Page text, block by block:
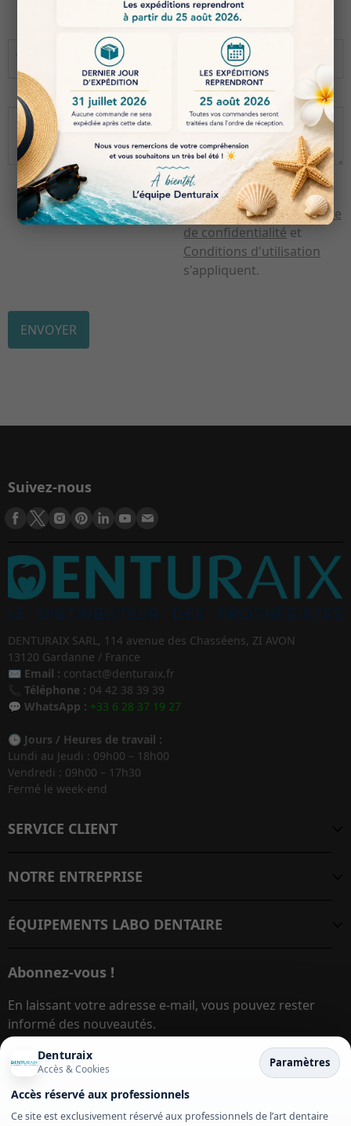
Téléphone
Ce site est protégé par
reCAPTCHA et lesPolitique
de confidentialité et
Conditions d'utilisation
s'appliquent.
ENVOYER
Suivez-nous
DENTURAIX SARL, 114 avenue des Chasséens, ZI AVON
13120 Gardanne / France
✉️ Email : contact@denturaix.fr
Téléphone : 04 42 38 39 39
💬 WhatsApp : +33 6 28 37 19 27
🕒 Jours / Heures de travail :
Lundi au Jeudi : 09h00 – 18h00
Vendredi : 09h00 – 17h30
Fermé le week-end
SERVICE CLIENT
NOTRE ENTREPRISE
ÉQUIPEMENTS LABO DENTAIRE
Abonnez-vous !
En laissant votre adresse e-mail, vous pouvez rester
informé des nouveautés.
S’inscrire
Denturaix
Accès & Cookies Paramètres
Accès réservé aux professionnels
Ce site est exclusivement réservé aux professionnels de l’art dentaire